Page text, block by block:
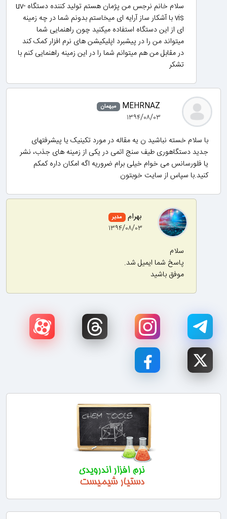
سلام خانم نرجس من پژمان هستم تولید کننده دستگاه uv-
vis با آشکار ساز آرایه ای میخاستم بدونم شما در چه زمینه
ای از این دستگاه استفاده میکنید چون راهنمایی شما
میتواند من را در پیشبرد اپلیکیشن های نرم افزار کمک کند
در مقابل من هم میتوانم شما را در این زمینه راهنمایی کنم با
تشکر
MEHRNAZ میهمان
۱۳۹۴/۰۸/۰۳
با سلام خسته نباشید ن یه مقاله در مورد تکینیک یا پیشرفتهای
جدید دستگاهوری طیف سنج اتمی در یکی از زمینه های جذب، نشر
یا فلورسانس می خوام خیلی برام ضروریه اگه امکان داره کمکم
کنید.با سپاس از سایت خوبتون
بهرام مدیر
۱۳۹۴/۰۸/۰۳
سلام
پاسخ شما ایمیل شد.
موفق باشید